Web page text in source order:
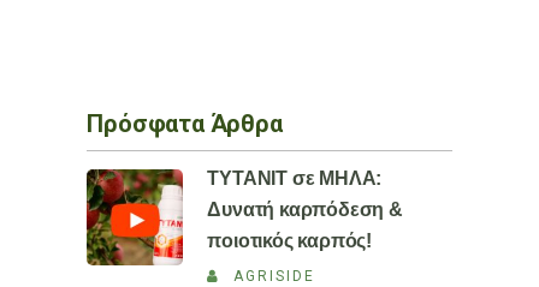
Πρόσφατα Άρθρα
TYTANIT σε ΜΗΛΑ:
Δυνατή καρπόδεση &
ποιοτικός καρπός!
AGRISIDE